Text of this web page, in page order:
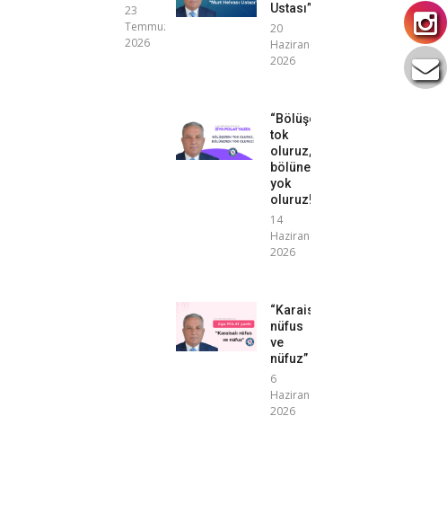
23
Temmuz
2026
Ustası”
20
Haziran
2026
“Bölüşerek
tok
oluruz,
bölünerek
yok
oluruz!”
14
Haziran
2026
“Karaisalı
nüfus
ve
nüfuz”
6
Haziran
2026